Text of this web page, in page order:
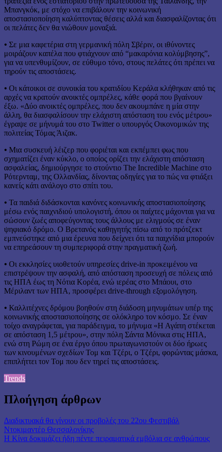
Μπανγκόκ, με στόχο να επιβάλουν την κοινωνική
αποστασιοποίηση καλύπτοντας θέσεις αλλά και διασφαλίζοντας ότι
οι πελάτες δεν θα νιώθουν μοναξιά.
⦁ Σε μια καφετέρια στη γερμανική πόλη Σβέριν, οι ιθύνοντες
μοιράζουν καπέλα που φτιάχνουν από “μακαρόνια κολύμβησης”,
για να υπενθυμίζουν, σε εύθυμο τόνο, στους πελάτες ότι πρέπει να
τηρούν τις αποστάσεις.
⦁ Οι κάτοικοι σε συνοικία του κρατιδίου Κεράλα κλήθηκαν από τις
αρχές να κρατούν ανοικτές ομπρέλες, κάθε φορά που βγαίνουν
έξω. «Δύο ανοικτές ομπρέλες, που δεν ακουμπάνε η μία στην
άλλη, θα διασφαλίσουν την ελάχιστη απόσταση του ενός μέτρου»
έγραψε σε μήνυμά του στο Twitter ο υπουργός Οικονομικών της
πολιτείας Τόμας Άιζακ.
⦁ Μια συσκευή λέιζερ που φοριέται και εκπέμπει φως που
σχηματίζει έναν κύκλο, ο οποίος ορίζει την ελάχιστη απόσταση
ασφαλείας, δημιούργησε το στούντιο The Incredible Machine στο
Ρότερνταμ, της Ολλανδίας, δίνοντας οδηγίες για το πώς να φτιάξει
κανείς κάτι ανάλογο στο σπίτι του.
⦁ Τα παιδιά διδάσκονται κανόνες κοινωνικής αποστασιοποίησης
μέσω ενός παιχνιδιού υπολογιστή, όπου οι παίχτες μάχονται για να
σώσουν ζωές αποφεύγοντας τους άλλους με ελιγμούς σε έναν
ψηφιακό δρόμο. Ο Βρετανός καθηγητής πίσω από το πρότζεκτ
εμπνεύστηκε από μια έρευνα που δείχνει ότι τα παιχνίδια μπορούν
να επηρεάσουν τη συμπεριφορά στην πραγματική ζωή.
⦁ Οι εκκλησίες υιοθετούν υπηρεσίες drive-in προκειμένου να
επιστρέψουν την ασφαλή, από απόσταση προσευχή σε πόλεις από
τις ΗΠΑ έως τη Νότια Κορέα, ενώ ιερέας στο Μπάουι, στο
Μέριλαντ των ΗΠΑ, προσφέρει drive-through εξομολόγηση.
⦁ Καλλιτέχνες δρόμου βοηθούν στη διάδοση μηνυμάτων υπέρ της
κοινωνικής αποστασιοποίησης σε ολόκληρο τον κόσμο. Σε έναν
τοίχο αναγράφεται, για παράδειγμα, το μήνυμα «Η Αγάπη στέκεται
σε απόσταση 1,5 μέτρου», στην πόλη Σάντα Μόνικα στις ΗΠΑ,
ενώ στη Ρώμη σε ένα έργο όπου πρωταγωνιστούν οι δύο ήρωες
των κινουμένων σχεδίων Τομ και Τζέρι, ο Τζέρι, φορώντας μάσκα,
επιπλήττει τον Τομ που δεν τηρεί τις αποστάσεις.
Trends
Πλοήγηση άρθρων
Διαδικτυακά θα γίνουν οι προβολές του 22ου Φεστιβάλ
Ντοκιμαντέρ Θεσσαλονίκης
Η Κίνα δοκιμάζει ήδη πέντε πειραματικά εμβόλια σε ανθρώπους